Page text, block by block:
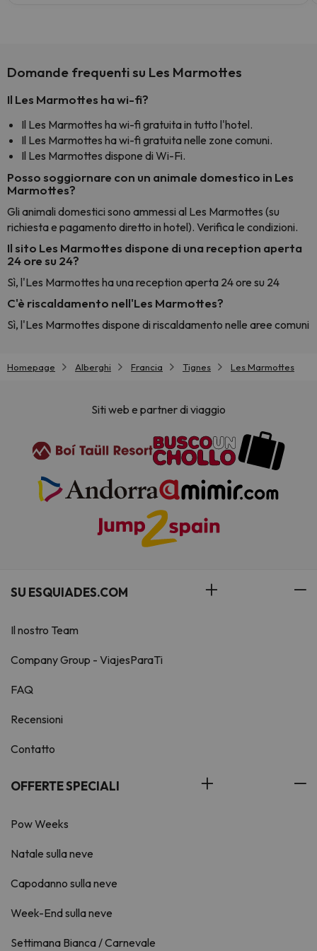
Domande frequenti su Les Marmottes
Il Les Marmottes ha wi-fi?
Il Les Marmottes ha wi-fi gratuita in tutto l'hotel.
Il Les Marmottes ha wi-fi gratuita nelle zone comuni.
Il Les Marmottes dispone di Wi-Fi.
Posso soggiornare con un animale domestico in Les
Marmottes?
Gli animali domestici sono ammessi al Les Marmottes (su
richiesta e pagamento diretto in hotel). Verifica le condizioni.
Il sito Les Marmottes dispone di una reception aperta
24 ore su 24?
Sì, l'Les Marmottes ha una reception aperta 24 ore su 24
C'è riscaldamento nell'Les Marmottes?
Sì, l'Les Marmottes dispone di riscaldamento nelle aree comuni
Homepage Alberghi Francia Tignes Les Marmottes
Siti web e partner di viaggio
SU ESQUIADES.COM
Il nostro Team
Company Group - ViajesParaTi
FAQ
Recensioni
Contatto
OFFERTE SPECIALI
Pow Weeks
Natale sulla neve
Capodanno sulla neve
Week-End sulla neve
Settimana Bianca / Carnevale